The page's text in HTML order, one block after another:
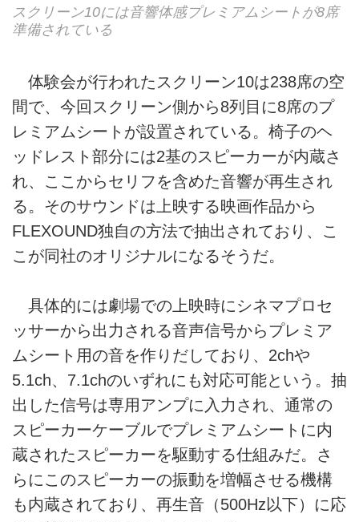
スクリーン10には音響体感プレミアムシートが8席
準備されている
体験会が行われたスクリーン10は238席の空
間で、今回スクリーン側から8列目に8席のプ
レミアムシートが設置されている。椅子のヘ
ッドレスト部分には2基のスピーカーが内蔵さ
れ、ここからセリフを含めた音響が再生され
る。そのサウンドは上映する映画作品から
FLEXOUND独自の方法で抽出されており、こ
こが同社のオリジナルになるそうだ。
具体的には劇場での上映時にシネマプロセ
ッサーから出力される音声信号からプレミア
ムシート用の音を作りだしており、2chや
5.1ch、7.1chのいずれにも対応可能という。抽
出した信号は専用アンプに入力され、通常の
スピーカーケーブルでプレミアムシートに内
蔵されたスピーカーを駆動する仕組みだ。さ
らにこのスピーカーの振動を増幅させる機構
も内蔵されており、再生音（500Hz以下）に応